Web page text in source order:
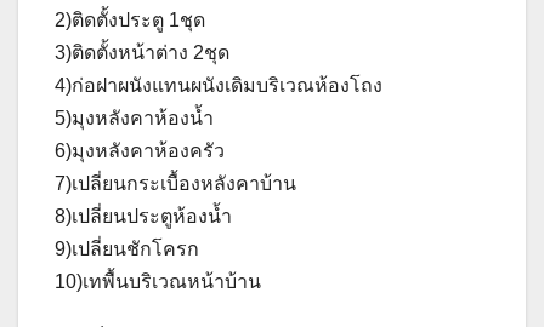
2)ติดตั้งประตู 1ชุด
3)ติดตั้งหน้าต่าง 2ชุด
4)ก่อฝาผนังแทนผนังเดิมบริเวณห้องโถง
5)มุงหลังคาห้องน้ำ
6)มุงหลังคาห้องครัว
7)เปลี่ยนกระเบื้องหลังคาบ้าน
8)เปลี่ยนประตูห้องน้ำ
9)เปลี่ยนชักโครก
10)เทพื้นบริเวณหน้าบ้าน